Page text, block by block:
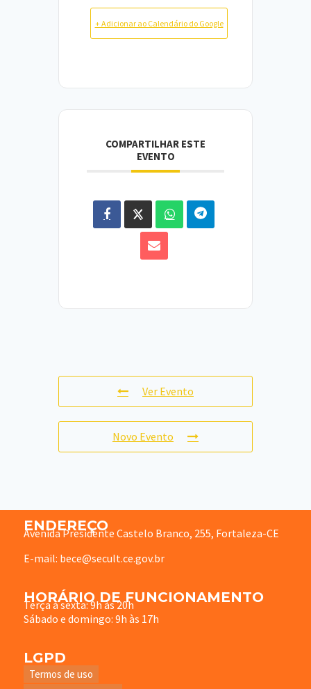
+ Adicionar ao Calendário do Google
COMPARTILHAR ESTE
EVENTO
Ver Evento
Novo Evento
ENDEREÇO
Avenida Presidente Castelo Branco, 255, Fortaleza-CE
E-mail: bece@secult.ce.gov.br
HORÁRIO DE FUNCIONAMENTO
Terça à sexta: 9h às 20h
Sábado e domingo: 9h às 17h
LGPD
Termos de uso